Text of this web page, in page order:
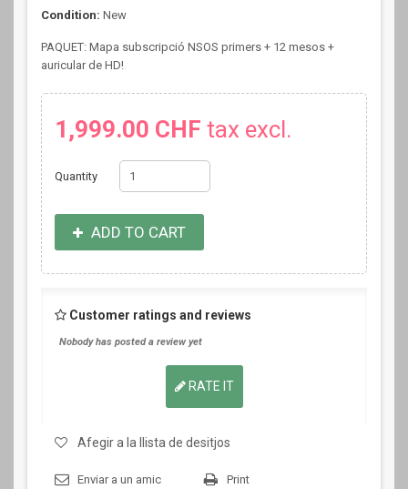
Condition: New
PAQUET: Mapa subscripció NSOS primers + 12 mesos +
auricular de HD!
1,999.00 CHF tax excl.
Quantity
ADD TO CART
Customer ratings and reviews
Nobody has posted a review yet
RATE IT
Afegir a la llista de desitjos
Enviar a un amic Print